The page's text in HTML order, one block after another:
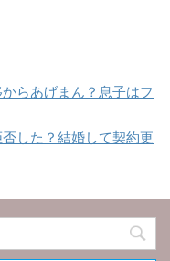
らあげまん？息子はフ
した？結婚して契約更